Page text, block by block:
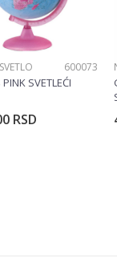
600073
SVETLEĆI
RSD